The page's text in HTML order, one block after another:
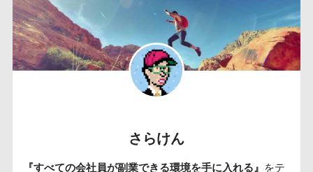
さらけん
『すべての会社員が副業できる環境を手に入れる』
をテ